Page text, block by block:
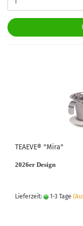
TEAEVE® "Mira"
2026er Design
Lieferzeit: 1-3 Tage